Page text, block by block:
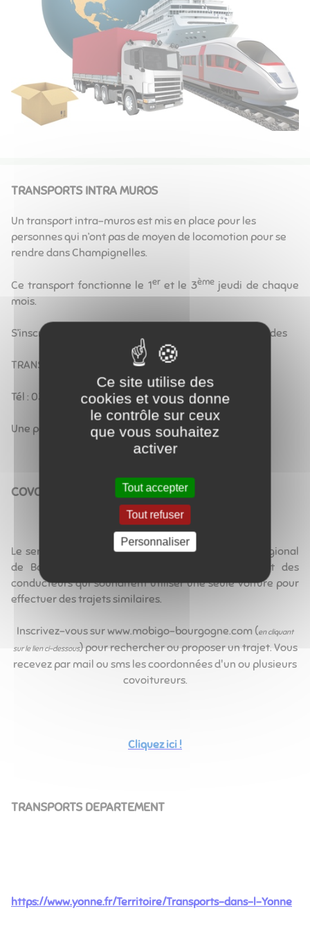
TRANSPORTS INTRA MUROS
Un transport intra-muros est mis en place pour les
personnes qui n’ont pas de moyen de locomotion pour se
rendre dans Champignelles.
Ce transport fonctionne le 1eret le 3èmejeudi de chaque
mois.
S’inscrire, au plus tard, la veille du jeudi choisi, auprès des
TRANSPORTS JEANNARD
Tél : 03-86-45-10-28
Une participation de 3 € vous sera demandée.
COVOITURAGE
Le service de covoiturage, proposé par le conseil régional
de Bourgogne, met en relation des passagers et des
conducteurs qui souhaitent utiliser une seule voiture pour
effectuer des trajets similaires.
Inscrivez-vous sur www.mobigo-bourgogne.com (en cliquant
sur le lien ci-dessous) pour rechercher ou proposer un trajet. Vous
recevez par mail ou sms les coordonnées d'un ou plusieurs
covoitureurs.
Cliquez ici !
TRANSPORTS DEPARTEMENT
https://www.yonne.fr/Territoire/Transports-dans-l-Yonne
Ce site utilise des
cookies et vous donne
le contrôle sur ceux
que vous souhaitez
activer
Tout accepter
Tout refuser
Personnaliser